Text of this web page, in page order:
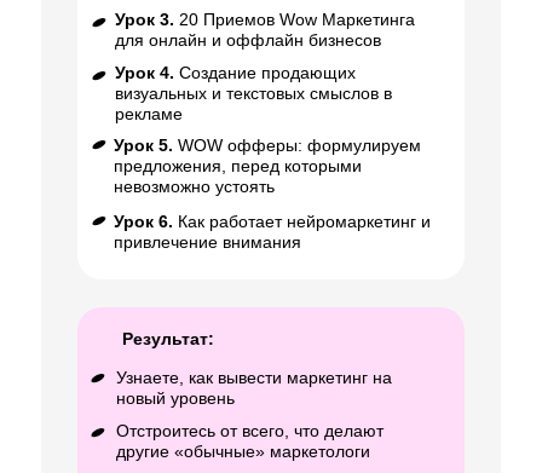
Урок 3. 20 Приемов Wow Маркетинга
для онлайн и оффлайн бизнесов
Урок 4. Создание продающих
визуальных и текстовых смыслов в
рекламе
Урок 5. WOW офферы: формулируем
предложения, перед которыми
невозможно устоять
Результат:
Узнаете, как вывести маркетинг на
новый уровень
Отстроитесь от всего, что делают
другие «обычные» маркетологи
Урок 6. Как работает нейромаркетинг и
привлечение внимания